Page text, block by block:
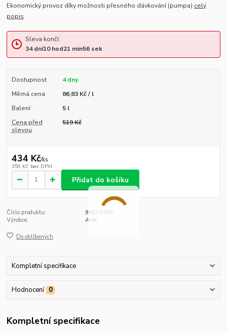
Ekonomický provoz díky možnosti přesného dávkování (pumpa) celý
popis
Sleva končí:
34 dní10hod21 min56sek
Dostupnost
4 dny
Měrná cena
86,83 Kč / l
Balení
5 l
Cena před
slevou
519 Kč
434 Kč/ks
359 Kč bez DPH
Přidat do košíku
Číslo produktu:
90117405
Výrobce:
AHK
Do oblíbených
Kompletní specifikace
Hodnocení 0
Kompletní specifikace